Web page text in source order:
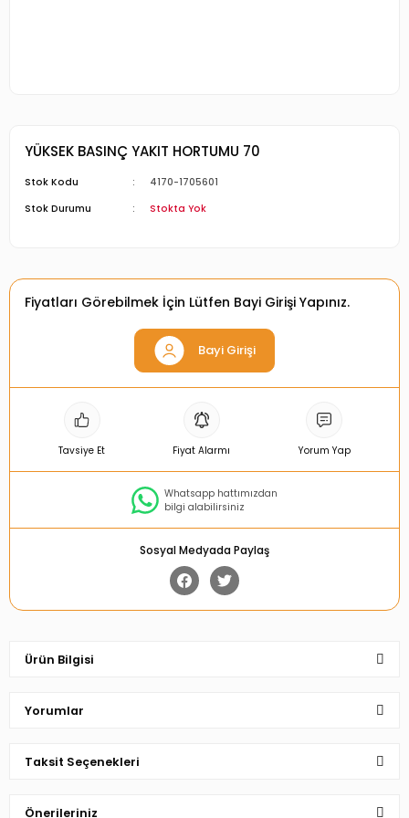
YÜKSEK BASINÇ YAKIT HORTUMU 70
Stok Kodu
4170-1705601
Stok Durumu
Stokta Yok
Fiyatları Görebilmek İçin Lütfen Bayi Girişi Yapınız.
Bayi Girişi
Tavsiye Et Fiyat Alarmı Yorum Yap
Whatsapp hattımızdan
bilgi alabilirsiniz
Sosyal Medyada Paylaş
Ürün Bilgisi
Yorumlar
Taksit Seçenekleri
Önerileriniz